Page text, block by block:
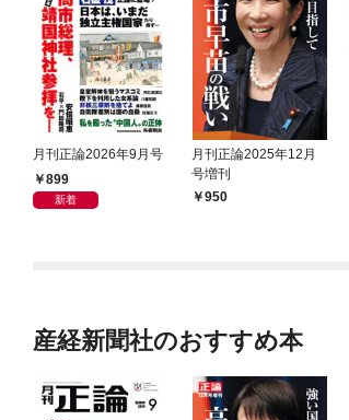
月刊正論2026年9月号
899
新着
月刊正論2025年12月
号増刊
950
産経新聞社のおすすめ本